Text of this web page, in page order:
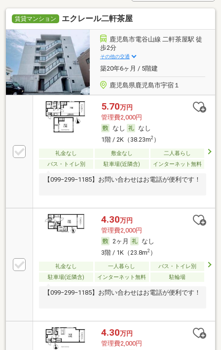
賃貸マンション エクレール二軒茶屋
鹿児島市電谷山線 二軒茶屋駅 徒
歩2分
その他の交通
築20年6ヶ月 / 5階建
鹿児島県鹿児島市宇宿１
5.70万円
管理費2,000円
なし
なし
1階 / 2K（38.23m2）
礼金なし 敷金なし
二人暮らし
バス・トイレ別
駐車場(近隣含) インターネット無料
【099−299−1185】お問い合わせはお電話が便利です！
4.30万円
管理費2,000円
2ヶ月
なし
3階 / 1K（23.8m2）
礼金なし 一人暮らし
バス・トイレ別
駐車場(近隣含)
インターネット無料 駐輪場
【099−299−1185】お問い合わせはお電話が便利です！
4.30万円
管理費2,000円